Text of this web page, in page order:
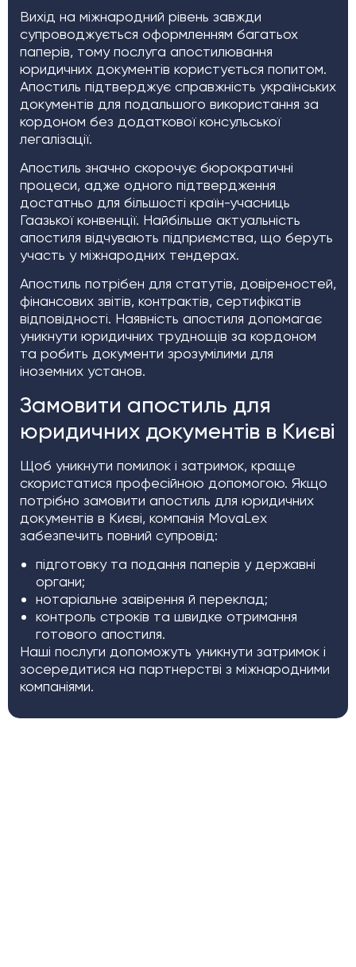
Вихід на міжнародний рівень завжди
супроводжується оформленням багатьох
паперів, тому послуга апостилювання
юридичних документів користується попитом.
Апостиль підтверджує справжність українських
документів для подальшого використання за
кордоном без додаткової консульської
легалізації.
Апостиль значно скорочує бюрократичні
процеси, адже одного підтвердження
достатньо для більшості країн-учасниць
Гаазької конвенції. Найбільше актуальність
апостиля відчувають підприємства, що беруть
участь у міжнародних тендерах.
Апостиль потрібен для статутів, довіреностей,
фінансових звітів, контрактів, сертифікатів
відповідності. Наявність апостиля допомагає
уникнути юридичних труднощів за кордоном
та робить документи зрозумілими для
іноземних установ.
Замовити апостиль для
юридичних документів в Києві
Щоб уникнути помилок і затримок, краще
скористатися професійною допомогою. Якщо
потрібно замовити апостиль для юридичних
документів в Києві, компанія MovaLex
забезпечить повний супровід:
підготовку та подання паперів у державні
органи;
нотаріальне завірення й переклад;
контроль строків та швидке отримання
готового апостиля.
Наші послуги допоможуть уникнути затримок і
зосередитися на партнерстві з міжнародними
компаніями.